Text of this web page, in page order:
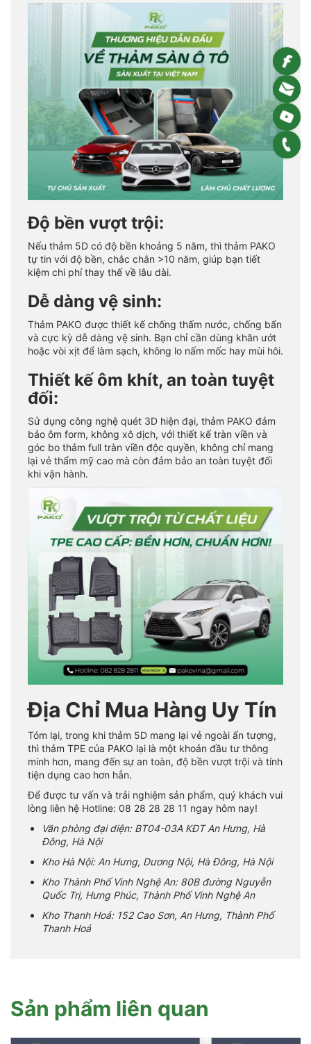
Độ bền vượt trội:
Nếu thảm 5D có độ bền khoảng 5 năm, thì thảm PAKO
tự tin với độ bền, chắc chắn >10 năm, giúp bạn tiết
kiệm chi phí thay thế về lâu dài.
Dễ dàng vệ sinh:
Thảm PAKO được thiết kế chống thấm nước, chống bẩn
và cực kỳ dễ dàng vệ sinh. Bạn chỉ cần dùng khăn ướt
hoặc vòi xịt để làm sạch, không lo nấm mốc hay mùi hôi.
Thiết kế ôm khít, an toàn tuyệt
đối:
Sử dụng công nghệ quét 3D hiện đại, thảm PAKO đảm
bảo ôm form, không xô dịch, với thiết kế tràn viền và
góc bo thảm full tràn viền độc quyền, không chỉ mang
lại vẻ thẩm mỹ cao mà còn đảm bảo an toàn tuyệt đối
khi vận hành.
Địa Chỉ Mua Hàng Uy Tín
Tóm lại, trong khi thảm 5D mang lại vẻ ngoài ấn tượng,
thì thảm TPE của PAKO lại là một khoản đầu tư thông
minh hơn, mang đến sự an toàn, độ bền vượt trội và tính
tiện dụng cao hơn hẳn.
Để được tư vấn và trải nghiệm sản phẩm, quý khách vui
lòng liên hệ Hotline: 08 28 28 28 11 ngay hôm nay!
Văn phòng đại diện: BT04-03A KĐT An Hưng, Hà
Đông, Hà Nội
Kho Hà Nội: An Hưng, Dương Nội, Hà Đông, Hà Nội
Kho Thành Phố Vinh Nghệ An: 80B đường Nguyễn
Quốc Trị, Hưng Phúc, Thành Phố Vinh Nghệ An
Kho Thanh Hoá: 152 Cao Sơn, An Hưng, Thành Phố
Thanh Hoá
Sản phẩm liên quan